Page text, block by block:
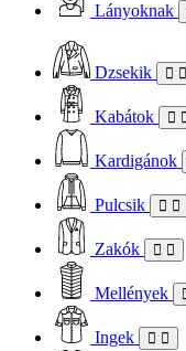
Lányoknak
Dzsekik
Kabátok
Kardigánok
Pulcsik
Zakók
Mellények
Ingek